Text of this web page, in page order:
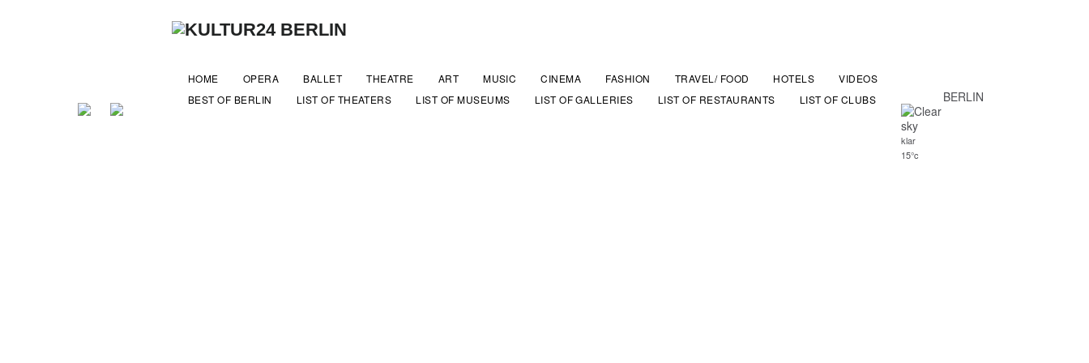
BERLIN
klar
15°c
HOME OPERA BALLET THEATRE ART MUSIC CINEMA FASHION TRAVEL/ FOOD HOTELS
VIDEOS
BEST OF BERLIN
LIST OF THEATERS LIST OF MUSEUMS LIST OF GALLERIES LIST OF RESTAURANTS LIST OF CLUBS